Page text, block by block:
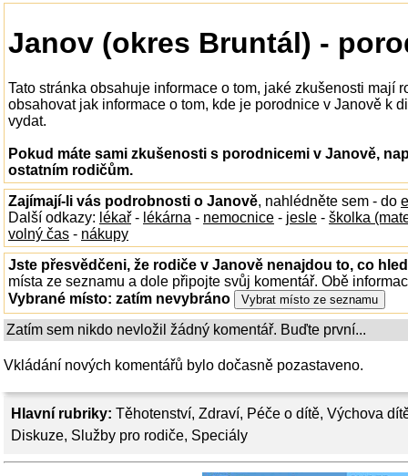
Hlavní rubriky: Těhotenství, Zdraví, Péče o dítě, Výchova
Diskuze, Služby pro rodiče, Speciály
Janov (okres Bruntál) -
Tato stránka obsahuje informace o tom, jaké zkušenosti mají
obsahovat jak informace o tom, kde je porodnice v Janově k
vydat.
Pokud máte sami zkušenosti s porodnicemi v Janově,
ostatním rodičům.
Zajímají-li vás podrobnosti o Janově, nahlédněte sem - do
Další odkazy: lékař - lékárna - nemocnice - jesle - školka
volný čas - nákupy
Jste přesvědčeni, že rodiče v Janově nenajdou to, co
místa ze seznamu a dole připojte svůj komentář. Obě
Vybrané místo: zatím nevybráno
Zatím sem nikdo nevložil žádný komentář. Buďte první...
Vkládání nových komentářů bylo dočasně pozastaveno.